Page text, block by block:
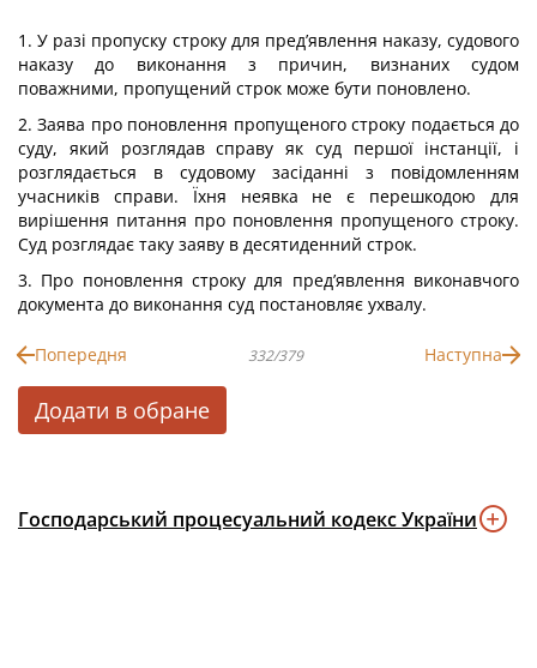
1. У разі пропуску строку для пред’явлення наказу, судового
наказу до виконання з причин, визнаних судом
поважними, пропущений строк може бути поновлено.
2. Заява про поновлення пропущеного строку подається до
суду, який розглядав справу як суд першої інстанції, і
розглядається в судовому засіданні з повідомленням
учасників справи. Їхня неявка не є перешкодою для
вирішення питання про поновлення пропущеного строку.
Суд розглядає таку заяву в десятиденний строк.
3. Про поновлення строку для пред’явлення виконавчого
документа до виконання суд постановляє ухвалу.
Попередня 332/379 Наступна
Додати в обране
Господарський процесуальний кодекс України